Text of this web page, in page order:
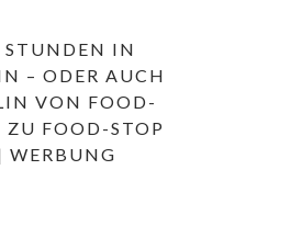
STUNDEN IN
– ODER AUCH
VON FOOD-
ZU FOOD-STOP
WERBUNG